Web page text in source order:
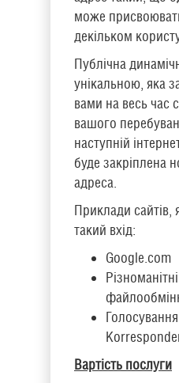
може
декільком
Публічна
унікальною, яка
вами на весь час
вашого
наступній
буде закріплена
адреса.
Приклади сайтів,
такий вхід:
Google.com
Різноманітні
Вартість послуги